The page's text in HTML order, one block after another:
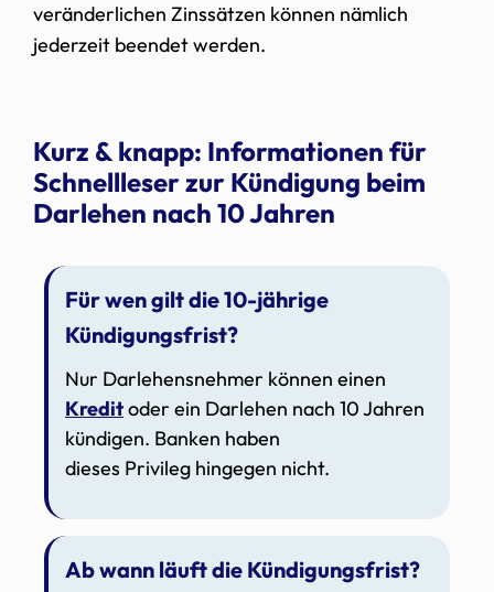
veränderlichen Zinssätzen können nämlich
jederzeit beendet werden.
Kurz & knapp: Informationen für
Schnellleser zur Kündigung beim
Darlehen nach 10 Jahren
Für wen gilt die 10-jährige
Kündigungsfrist?
Nur Darlehensnehmer können einen
Kreditoder ein Darlehen nach 10 Jahren
kündigen. Banken haben
dieses Privileg hingegen nicht.
Ab wann läuft die Kündigungsfrist?